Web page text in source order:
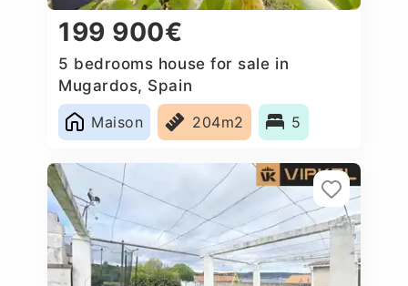
199 900€
5 bedrooms house for sale in
Mugardos, Spain
Maison
204m2 5